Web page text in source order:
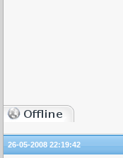
26-05-2008 22:19:42